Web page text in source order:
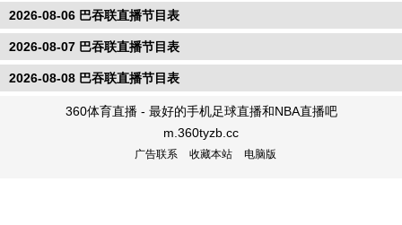
全场录像回放
2026-08-06 巴吞联直播节目表
2026-08-07 巴吞联直播节目表
2026-08-08 巴吞联直播节目表
360体育直播 - 最好的手机足球直播和NBA直播吧
m.360tyzb.cc
广告联系 收藏本站 电脑版